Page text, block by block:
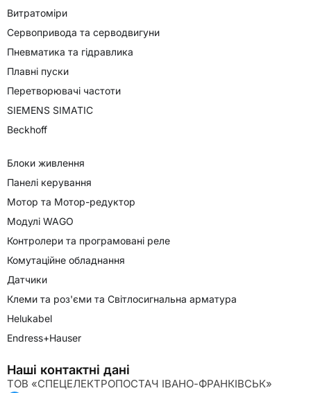
Витратоміри
Сервопривода та серводвигуни
Пневматика та гідравлика
Плавні пуски
Перетворювачі частоти
SIEMENS SIMATIC
Beckhoff
Блоки живлення
Панелі керування
Мотор та Мотор-редуктор
Модулі WAGO
Контролери та програмовані реле
Комутаційне обладнання
Датчики
Клеми та роз'єми та Світлосигнальна арматура
Helukabel
Endress+Hauser
Наші контактні дані
ТОВ «СПЕЦЕЛЕКТРОПОСТАЧ ІВАНО-ФРАНКІВСЬК»